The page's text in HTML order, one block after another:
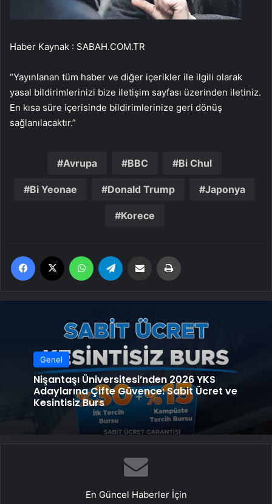
Haber Kaynak : SABAH.COM.TR
“Yayınlanan tüm haber ve diğer içerikler ile ilgili olarak
yasal bildirimlerinizi bize iletişim sayfası üzerinden iletiniz.
En kısa süre içerisinde bildirimlerinize geri dönüş
sağlanılacaktır.”
Avrupa BBC Bi Chul
Bi Yeonae Donald Trump Japonya
Korece
Facebook WhatsApp Email'den paylaş
Genel
Nişantaşı Üniversitesi’nden 2026 YKS
Adaylarına Çifte Güvence: Sabit Ücret ve
Kesintisiz Burs
En Güncel Haberler İçin